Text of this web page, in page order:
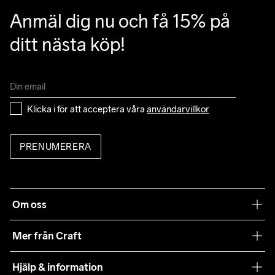
Anmäl dig nu och få 15% på
ditt nästa köp!
Klicka i för att acceptera våra användarvillkor
PRENUMERERA
Om oss
Mer från Craft
Hjälp & information